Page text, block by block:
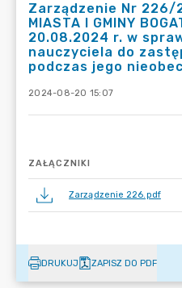
Zarządzenie Nr 226/
MIASTA I GMINY
20.08.2024 r. w
nauczyciela do
podczas jego
2024-08-20 15:07
ZAŁĄCZNIKI
Zarządzenie 226.pdf
DRUKUJ ZAPISZ DO PDF